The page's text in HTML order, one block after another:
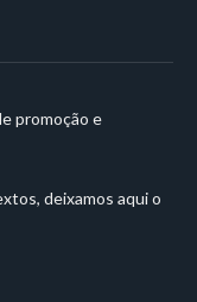
promoção e
deixamos aqui o